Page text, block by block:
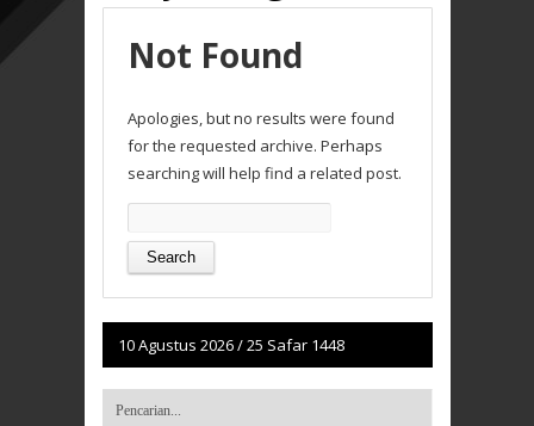
Not Found
Apologies, but no results were found
for the requested archive. Perhaps
searching will help find a related post.
for:
10 Agustus 2026/25 Safar 1448